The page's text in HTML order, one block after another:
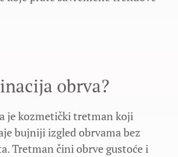
obrva?
je kozmetički tretman koji
bujniji izgled obrvama bez
Tretman čini obrve gustoće i